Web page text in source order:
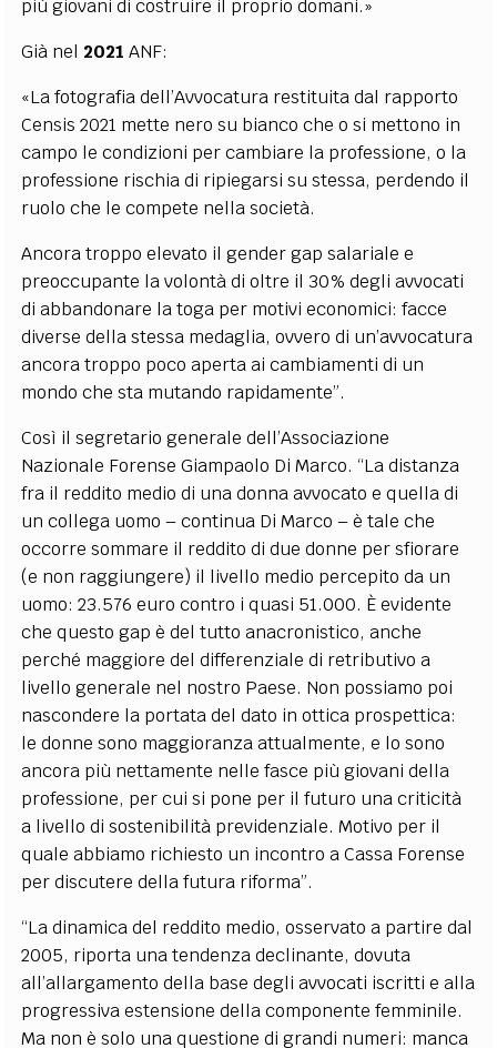
più giovani di costruire il proprio domani.»
Già nel 2021 ANF:
«La fotografia dell’Avvocatura restituita dal rapporto
Censis 2021 mette nero su bianco che o si mettono in
campo le condizioni per cambiare la professione, o la
professione rischia di ripiegarsi su stessa, perdendo il
ruolo che le compete nella società.
Ancora troppo elevato il gender gap salariale e
preoccupante la volontà di oltre il 30% degli avvocati
di abbandonare la toga per motivi economici: facce
diverse della stessa medaglia, ovvero di un’avvocatura
ancora troppo poco aperta ai cambiamenti di un
mondo che sta mutando rapidamente”.
Così il segretario generale dell’Associazione
Nazionale Forense Giampaolo Di Marco. “La distanza
fra il reddito medio di una donna avvocato e quella di
un collega uomo – continua Di Marco – è tale che
occorre sommare il reddito di due donne per sfiorare
(e non raggiungere) il livello medio percepito da un
uomo: 23.576 euro contro i quasi 51.000. È evidente
che questo gap è del tutto anacronistico, anche
perché maggiore del differenziale di retributivo a
livello generale nel nostro Paese. Non possiamo poi
nascondere la portata del dato in ottica prospettica:
le donne sono maggioranza attualmente, e lo sono
ancora più nettamente nelle fasce più giovani della
professione, per cui si pone per il futuro una criticità
a livello di sostenibilità previdenziale. Motivo per il
quale abbiamo richiesto un incontro a Cassa Forense
per discutere della futura riforma”.
“La dinamica del reddito medio, osservato a partire dal
2005, riporta una tendenza declinante, dovuta
all’allargamento della base degli avvocati iscritti e alla
progressiva estensione della componente femminile.
Ma non è solo una questione di grandi numeri: manca